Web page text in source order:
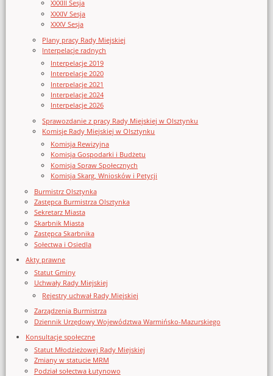
XXXIII Sesja
XXXIV Sesja
XXXV Sesja
Plany pracy Rady Miejskiej
Interpelacje radnych
Interpelacje 2019
Interpelacje 2020
Interpelacje 2021
Interpelacje 2024
Interpelacje 2026
Sprawozdanie z pracy Rady Miejskiej w Olsztynku
Komisje Rady Miejskiej w Olsztynku
Komisja Rewizyjna
Komisja Gospodarki i Budżetu
Komisja Spraw Społecznych
Komisja Skarg, Wniosków i Petycji
Burmistrz Olsztynka
Zastępca Burmistrza Olsztynka
Sekretarz Miasta
Skarbnik Miasta
Zastępca Skarbnika
Sołectwa i Osiedla
Akty prawne
Statut Gminy
Uchwały Rady Miejskiej
Rejestry uchwał Rady Miejskiej
Zarządzenia Burmistrza
Dziennik Urzędowy Województwa Warmińsko-Mazurskiego
Konsultacje społeczne
Statut Młodzieżowej Rady Miejskiej
Zmiany w statucie MRM
Podział sołectwa Łutynowo